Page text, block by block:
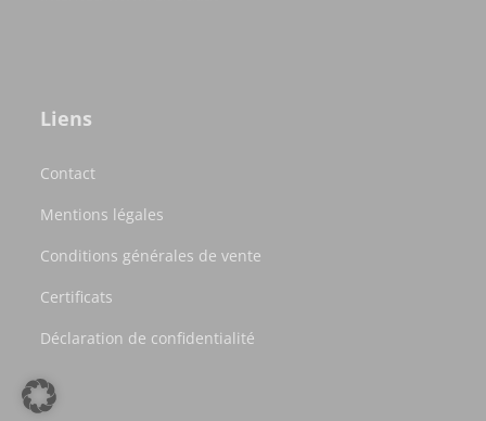
Liens
Contact
Mentions légales
Conditions générales de vente
Certificats
Déclaration de confidentialité